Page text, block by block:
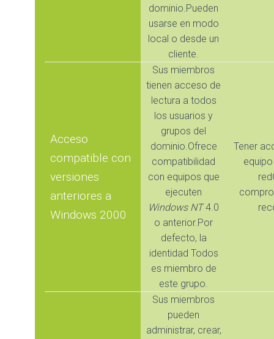
dominio.Pueden
usarse en modo
local o desde un
cliente.
Acceso
compatible con
versiones
anteriores a
Windows 2000
Sus miembros
tienen acceso de
lectura a todos
los usuarios y
grupos del
dominio.Ofrece
compatibilidad
con equipos que
ejecuten
Windows NT4.0
o anterior.Por
defecto, la
identidad Todos
es miembro de
este grupo.
Tener
Sus miembros
pueden
administrar, crear,